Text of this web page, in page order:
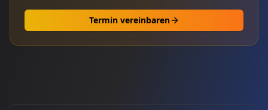
Termin vereinbaren